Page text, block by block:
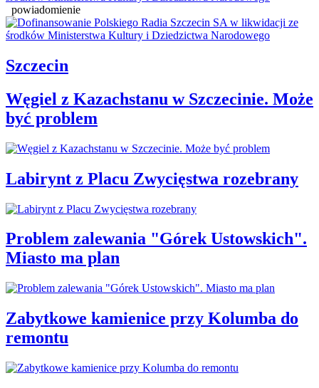
powiadomienie
Szczecin
Węgiel z Kazachstanu w Szczecinie. Może
być problem
Labirynt z Placu Zwycięstwa rozebrany
Problem zalewania "Górek Ustowskich".
Miasto ma plan
Zabytkowe kamienice przy Kolumba do
remontu